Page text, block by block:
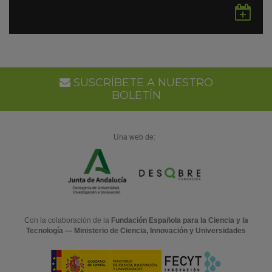
en
SUSCRÍBETE A NUESTRO
BOLETÍN
Una web de:
Con la colaboración de la Fundación Española para la Ciencia y la
Tecnología — Ministerio de Ciencia, Innovación y Universidades